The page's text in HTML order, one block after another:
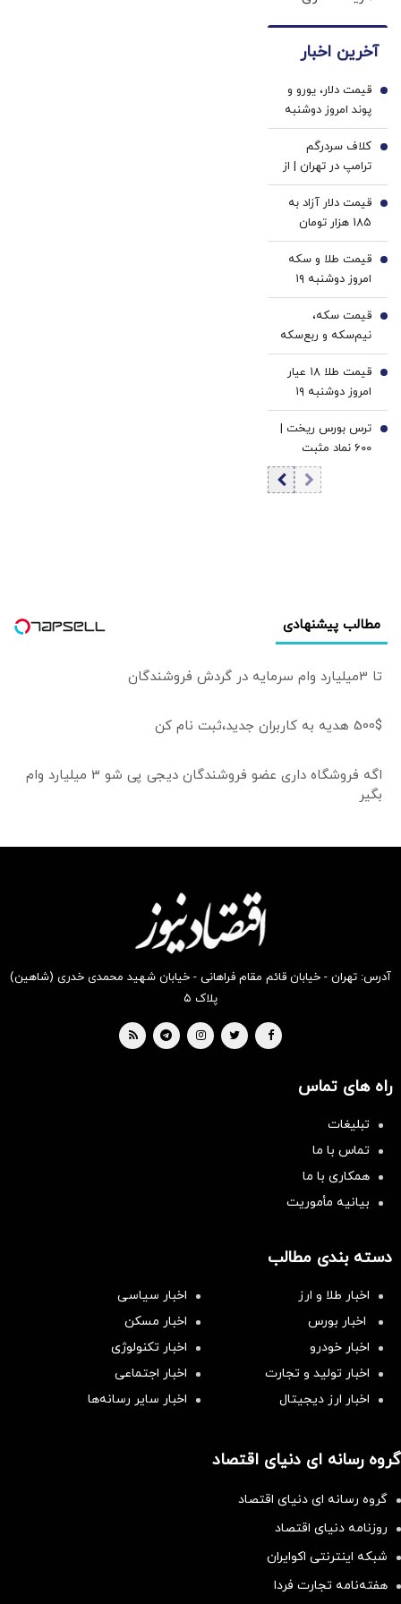
بازار
شد
شد!
پزشکی
سفید
کننده
خانگی
زیبایی
برگردون
(40%off)
آخرین اخبار
قیمت دلار، یورو و
پوند امروز دوشنبه
۱۹ مرداد 1405/
کاهش قیمت دلار و
یورو
1
کلاف سردرگم
ترامپ در تهران | از
بلوف و تهدید تا
عقب‌نشینی و
بازگشت به میز
مذاکره
2
قیمت دلار آزاد به
185 هزار تومان
رسید
3
قیمت طلا و سکه
امروز دوشنبه ۱۹
مرداد ۱۴۰۵/افزایش
قیمت طلا و سکه
امامی
4
قیمت سکه،
نیم‌سکه و ربع‌سکه
امروز دوشنبه ۱۹
مرداد ۱۴۰۵/ افزایش
قیمت سکه امامی
5
قیمت طلا ۱۸ عیار
امروز دوشنبه ۱۹
مرداد ۱۴۰۵/افزایش
قیمت طلا
6
ترس بورس ریخت |
600 نماد مثبت
شدند | ورود 2.2
همت پول حقیقی
7
مطالب پیشنهادی
تا 3میلیارد وام سرمایه در گردش فروشندگان
500$ هدیه به کاربران جدید،ثبت نام کن
اگه فروشگاه داری عضو فروشندگان دیجی پی شو 3 میلیارد وام
بگیر
آدرس: تهران - خیابان قائم مقام فراهانی - خیابان شهید محمدی خدری (شاهین)
پلاک ۵
راه های تماس
تبلیغات
تماس با ما
همکاری با ما
بیانیه مأموریت
دسته بندی مطالب
اخبار طلا و ارز
اخبار سیاسی
اخبار بورس
اخبار مسکن
اخبار خودرو
اخبار تکنولوژی
اخبار تولید و تجارت
اخبار اجتماعی
اخبار ارز دیجیتال
اخبار سایر رسانه‌‌ها
گروه رسانه ای دنیای اقتصاد
گروه رسانه ای دنیای اقتصاد
روزنامه دنیای اقتصاد
شبکه اینترنتی اکوایران
هفته‌نامه تجارت فردا